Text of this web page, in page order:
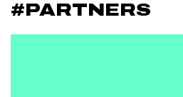
#PARTNERS